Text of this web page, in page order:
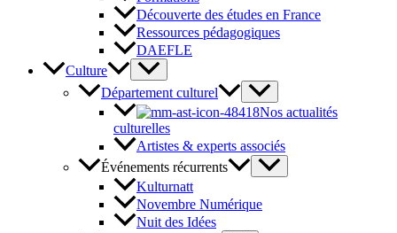
Découverte des études en France
Ressources pédagogiques
DAEFLE
Culture
Département culturel
Nos actualités
culturelles
Artistes & experts associés
Événements récurrents
Kulturnatt
Novembre Numérique
Nuit des Idées